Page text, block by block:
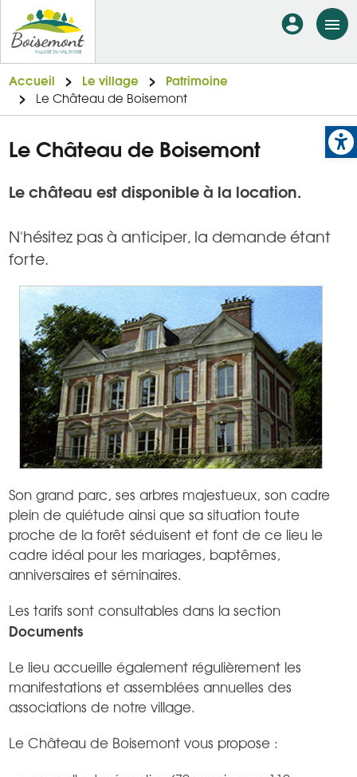
En-
Accueil Le village Patrimoine
Le Château de Boisemont
Le Château de Boisemont
Le château est disponible à la location.
N'hésitez pas à anticiper, la demande étant
forte.
Son grand parc, ses arbres majestueux, son cadre
plein de quiétude ainsi que sa situation toute
proche de la forêt séduisent et font de ce lieu le
cadre idéal pour les mariages, baptêmes,
anniversaires et séminaires.
Les tarifs sont consultables dans la section
Documents
Le lieu accueille également régulièrement les
manifestations et assemblées annuelles des
associations de notre village.
Le Château de Boisemont vous propose :